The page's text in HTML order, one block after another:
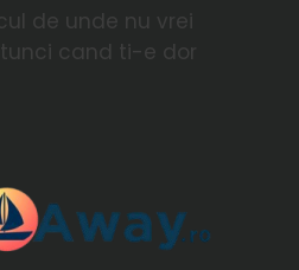
de unde nu vrei
cand ti-e dor